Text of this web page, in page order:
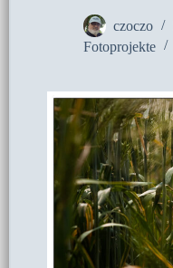
czoczo
Fotoprojekte